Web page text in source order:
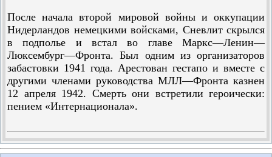
После начала второй мировой войны и оккупации
Нидерландов немецкими войсками, Сневлит скрылся
в подполье и встал во главе Маркс—Ленин—
Люксембург—Фронта. Был одним из организаторов
забастовки 1941 года. Арестован гестапо и вместе с
другими членами руководства МЛЛ—Фронта казнен
12 апреля 1942. Смерть они встретили героически:
пением «Интернационала».